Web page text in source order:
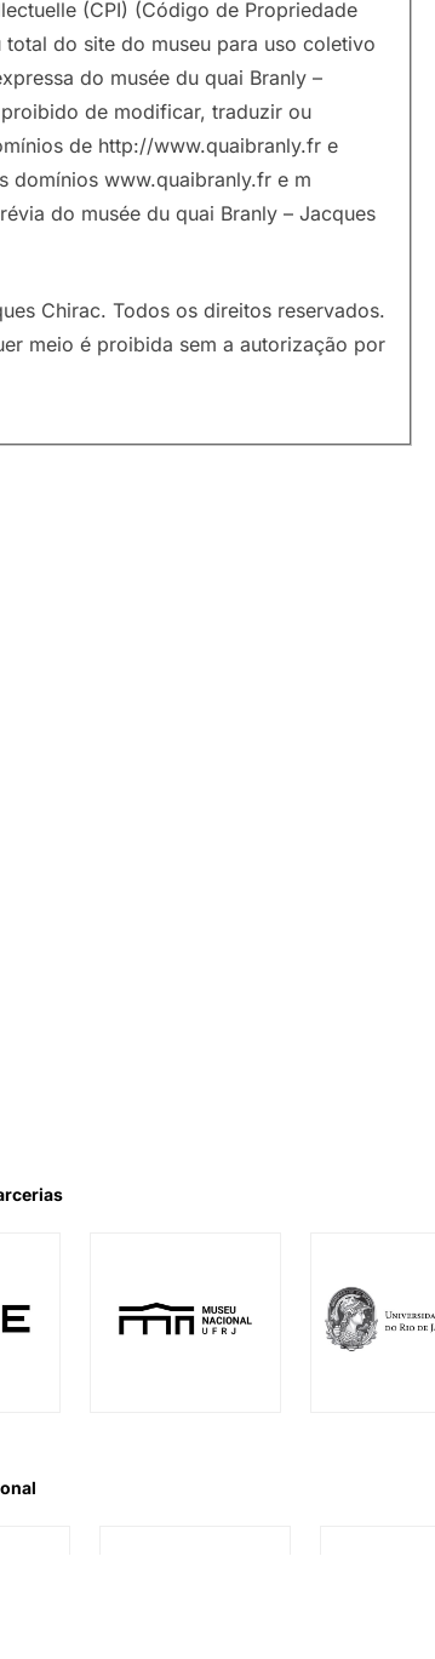
(CPI) (Código de Propriedade
do site do museu para uso coletivo
do musée du quai Branly –
de modificar, traduzir ou
de http://www.quaibranly.fr e
domínios www.quaibranly.fr e m
do musée du quai Branly – Jacques
Chirac. Todos os direitos reservados.
meio é proibida sem a autorização por